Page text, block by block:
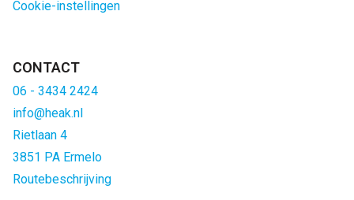
Cookie-instellingen
CONTACT
06 - 3434 2424
info@heak.nl
Rietlaan 4
3851 PA Ermelo
Routebeschrijving